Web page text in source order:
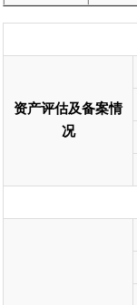
资产评估及备案情
况